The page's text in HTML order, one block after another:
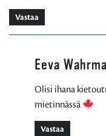
Vastaa
Eeva
Olisi ihana
mietinnässä
Vastaa